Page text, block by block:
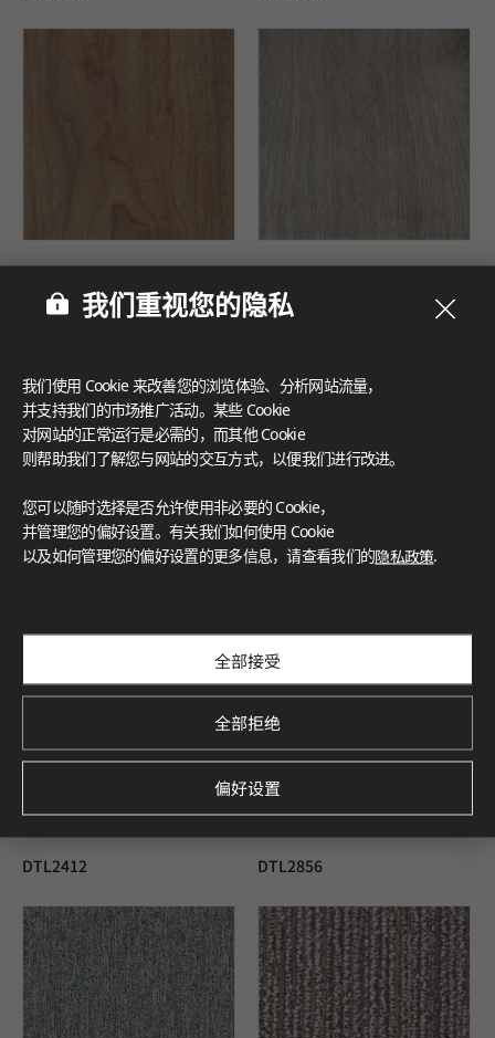
DTL2412 DTL2856
我们重视您的隐私
我们使用 Cookie 来改善您的浏览体验、分析网站流量，
并支持我们的市场推广活动。某些 Cookie
对网站的正常运行是必需的，而其他 Cookie
则帮助我们了解您与网站的交互方式，以便我们进行改进。
您可以随时选择是否允许使用非必要的 Cookie，
并管理您的偏好设置。有关我们如何使用 Cookie
以及如何管理您的偏好设置的更多信息，请查看我们的隐私政策.
全部接受
全部拒绝
偏好设置